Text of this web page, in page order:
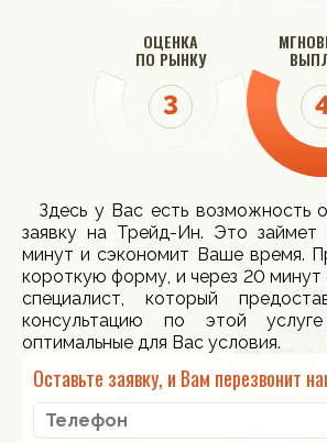
ОЦЕНКА
ПО РЫНКУ
Здесь у Вас есть возможность
заявку на Трейд-Ин. Это займет
минут и сэкономит Ваше время.
короткую форму, и через 20
специалист, который
консультацию по этой
оптимальные для Вас условия.
Оставьте заявку, и Вам перезвонит